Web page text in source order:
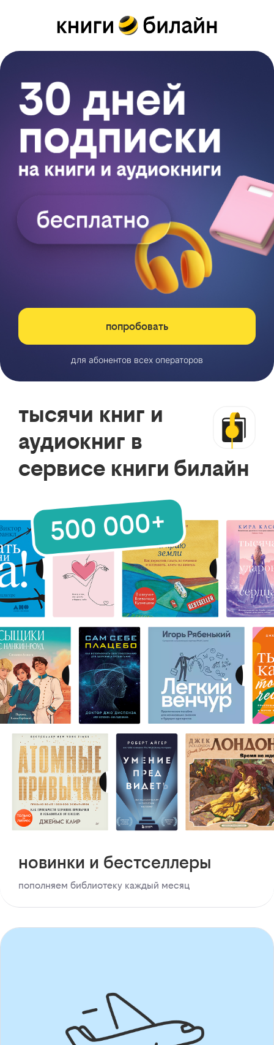
попробовать
для абонентов всех операторов
тысячи книг и
аудиокниг в
сервисе книги билайн
новинки и бестселлеры
пополняем библиотеку каждый месяц